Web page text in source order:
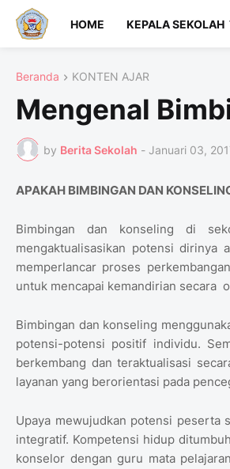
HOME KEPALA SEKOLAH
Beranda KONTEN AJAR
Mengenal
by Berita Sekolah - Januari 03,
APAKAH BIMBINGAN DAN
Bimbingan dan konseling di
mengaktualisasikan potensi dirinya
memperlancar proses
untuk mencapai kemandirian secara
Bimbingan dan konseling
potensi-potensi positif individu.
berkembang dan teraktualisasi
layanan yang berorientasi pada
Upaya mewujudkan potensi peserta
integratif. Kompetensi hidup
konselor dengan guru mata